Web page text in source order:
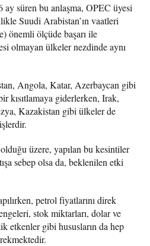
ay süren bu anlaşma, OPEC üyesi
Suudi Arabistan’ın vaatleri
önemli ölçüde başarı ile
olmayan ülkeler nezdinde aynı
Angola, Katar, Azerbaycan gibi
kısıtlamaya giderlerken, Irak,
Kazakistan gibi ülkeler de
üzere, yapılan bu kesintiler
sebep olsa da, beklenilen etki
petrol fiyatlarını direk
stok miktarları, dolar ve
etkenler gibi hususların da hep